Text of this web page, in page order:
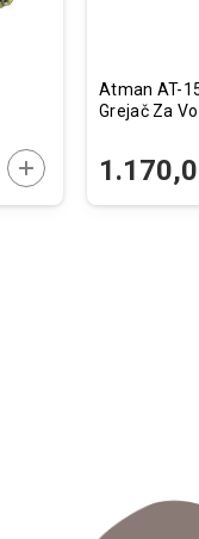
DODAJTE U KORPU
Atman AT-
Grejač Za